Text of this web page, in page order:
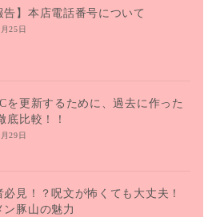
告】本店電話番号について
25日
を更新するために、過去に作った
底比較！！
29日
必見！？呪文が怖くても大丈夫！
ン豚山の魅力